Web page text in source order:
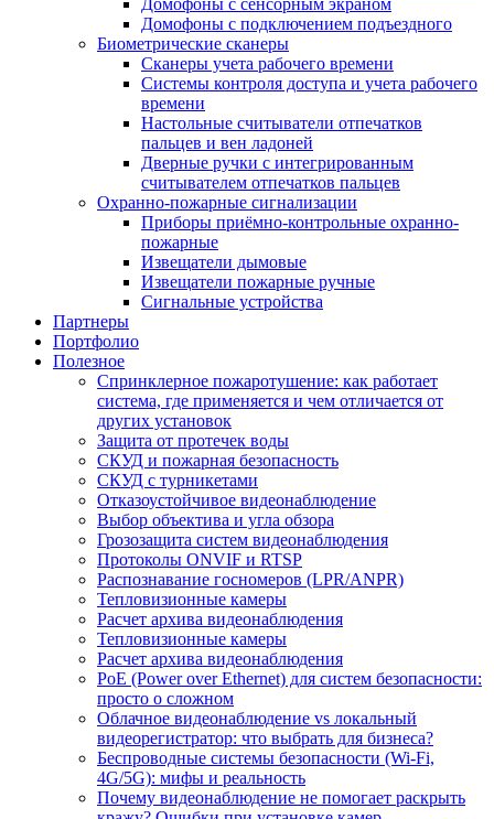
Домофоны с сенсорным экраном
Домофоны с подключением подъездного
Биометрические сканеры
Сканеры учета рабочего времени
Системы контроля доступа и учета рабочего
времени
Настольные считыватели отпечатков
пальцев и вен ладоней
Дверные ручки с интегрированным
считывателем отпечатков пальцев
Охранно-пожарные сигнализации
Приборы приёмно-контрольные охранно-
пожарные
Извещатели дымовые
Извещатели пожарные ручные
Сигнальные устройства
Партнеры
Портфолио
Полезное
Спринклерное пожаротушение: как работает
система, где применяется и чем отличается от
других установок
Защита от протечек воды
СКУД и пожарная безопасность
СКУД с турникетами
Отказоустойчивое видеонаблюдение
Выбор объектива и угла обзора
Грозозащита систем видеонаблюдения
Протоколы ONVIF и RTSP
Распознавание госномеров (LPR/ANPR)
Тепловизионные камеры
Расчет архива видеонаблюдения
Тепловизионные камеры
Расчет архива видеонаблюдения
PoE (Power over Ethernet) для систем безопасности:
просто о сложном
Облачное видеонаблюдение vs локальный
видеорегистратор: что выбрать для бизнеса?
Беспроводные системы безопасности (Wi-Fi,
4G/5G): мифы и реальность
Почему видеонаблюдение не помогает раскрыть